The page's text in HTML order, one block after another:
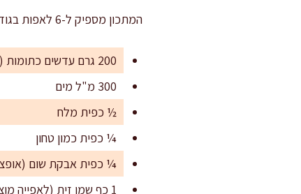
המתכון מספיק ל-6 לאפות בגודל בינוני, מושלם להגשה עם מטבלים או כמנה עיקרית.
200 גרם עדשים כתומות (כוס)
300 מ"ל מים
½ כפית מלח
¼ כפית כמון טחון
¼ כפית אבקת שום
1 כף שמן זית (לאפייה מוצלחת יותר)